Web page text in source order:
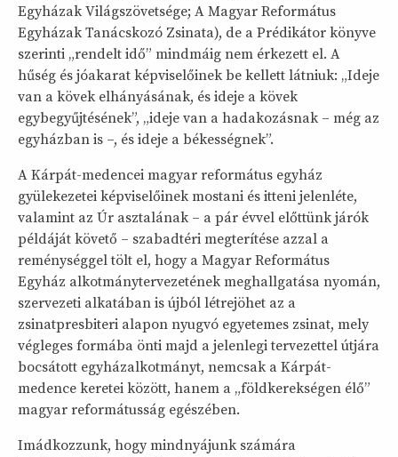
Egyházak Világszövetsége; A Magyar Református
Egyházak Tanácskozó Zsinata), de a Prédikátor könyve
szerinti „rendelt idő” mindmáig nem érkezett el. A
hűség és jóakarat képviselőinek be kellett látniuk: „Ideje
van a kövek elhányásának, és ideje a kövek
egybegyűjtésének”, „ideje van a hadakozásnak – még az
egyházban is –, és ideje a békességnek”.
A Kárpát-medencei magyar református egyház
gyülekezetei képviselőinek mostani és itteni jelenléte,
valamint az Úr asztalának – a pár évvel előttünk járók
példáját követő – szabadtéri megterítése azzal a
reménységgel tölt el, hogy a Magyar Református
Egyház alkotmánytervezetének meghallgatása nyomán,
szervezeti alkatában is újból létrejöhet az a
zsinatpresbiteri alapon nyugvó egyetemes zsinat, mely
végleges formába önti majd a jelenlegi tervezettel útjára
bocsátott egyházalkotmányt, nemcsak a Kárpát-
medence keretei között, hanem a „földkerekségen élő”
magyar reformátusság egészében.
Imádkozzunk, hogy mindnyájunk számára